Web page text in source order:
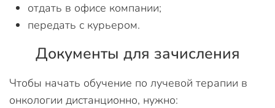
отдать в офисе компании;
передать с курьером.
Документы для зачисления
Чтобы начать обучение по лучевой терапии в
онкологии дистанционно, нужно: